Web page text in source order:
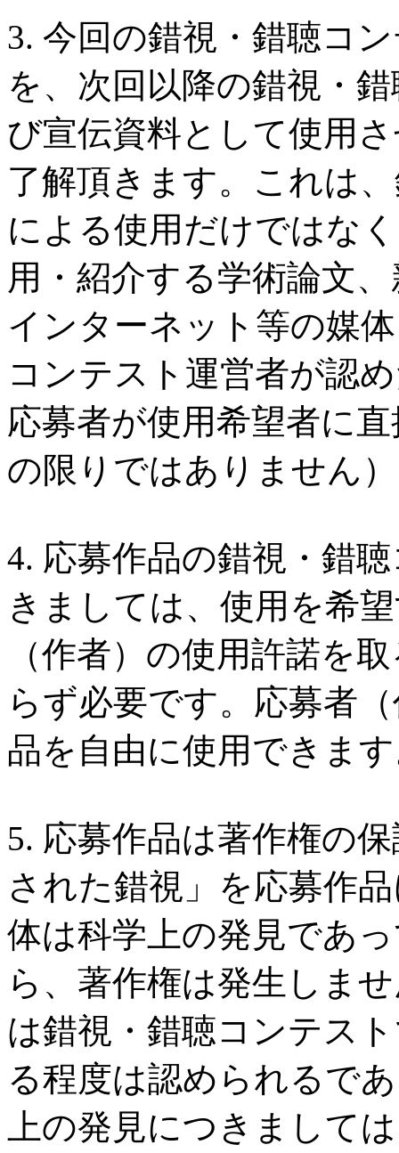
3. 今回の錯視・錯聴コ
を、次回以降の錯視・
び宣伝資料として使用
了解頂きます。これは
による使用だけではな
用・紹介する学術論文
インターネット等の媒
コンテスト運営者が認
応募者が使用希望者に
の限りではありません
4. 応募作品の錯視・錯
きましては、使用を希
（作者）の使用許諾を
らず必要です。応募者
品を自由に使用できま
5. 応募作品は著作権の
された錯視」を応募作
体は科学上の発見であ
ら、著作権は発生しま
は錯視・錯聴コンテス
る程度は認められるで
上の発見につきまして